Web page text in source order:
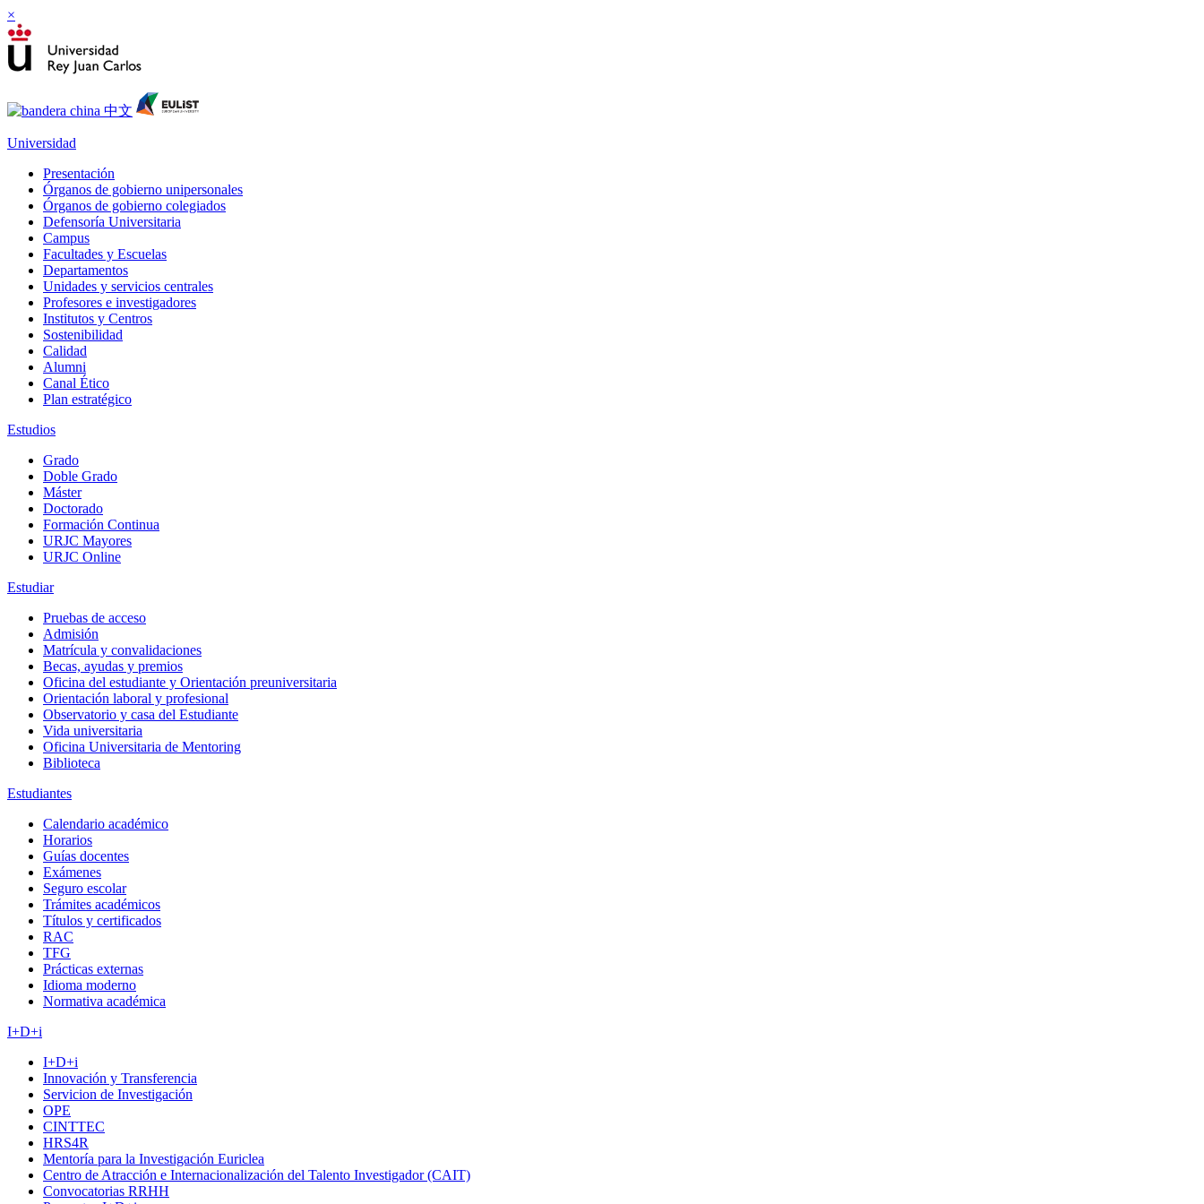
×
Universidad
Presentación
Órganos de gobierno unipersonales
Órganos de gobierno colegiados
Defensoría Universitaria
Campus
Facultades y Escuelas
Departamentos
Unidades y servicios centrales
Profesores e investigadores
Institutos y Centros
Sostenibilidad
Calidad
Alumni
Canal Ético
Plan estratégico
Estudios
Grado
Doble Grado
Máster
Doctorado
Formación Continua
URJC Mayores
URJC Online
Estudiar
Pruebas de acceso
Admisión
Matrícula y convalidaciones
Becas, ayudas y premios
Oficina del estudiante y Orientación preuniversitaria
Orientación laboral y profesional
Observatorio y casa del Estudiante
Vida universitaria
Oficina Universitaria de Mentoring
Biblioteca
Estudiantes
Calendario académico
Horarios
Guías docentes
Exámenes
Seguro escolar
Trámites académicos
Títulos y certificados
RAC
TFG
Prácticas externas
Idioma moderno
Normativa académica
I+D+i
I+D+i
Innovación y Transferencia
Servicion de Investigación
OPE
CINTTEC
HRS4R
Mentoría para la Investigación Euriclea
Centro de Atracción e Internacionalización del Talento Investigador (CAIT)
Convocatorias RRHH